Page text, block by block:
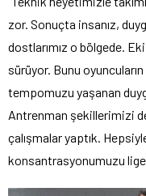
zor. Sonuçta insanız,
dostlarımız o bölgede.
sürüyor. Bunu
tempomuzu yaşanan
Antrenman şekillerimizi
çalışmalar yaptık.
konsantrasyonumuzu lige